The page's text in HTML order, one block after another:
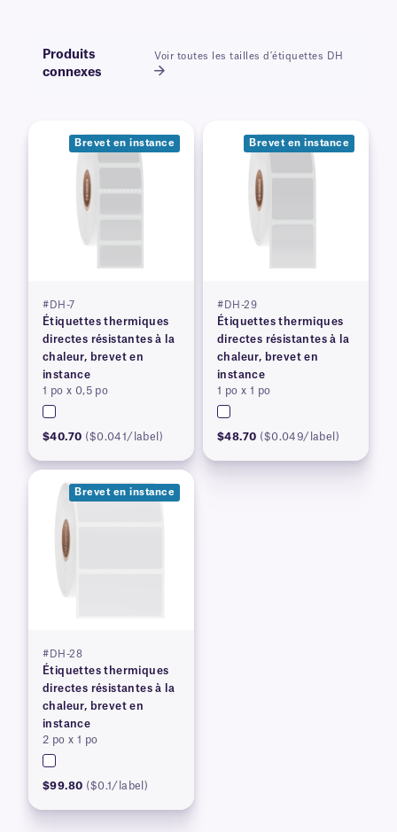
Produits
connexes
Voir toutes les tailles d'étiquettes DH
Brevet en instance
#DH-7
Étiquettes thermiques
directes résistantes à la
chaleur, brevet en
instance
1 po x 0,5 po
$40.70 ($0.041/label)
Brevet en instance
#DH-29
Étiquettes thermiques
directes résistantes à la
chaleur, brevet en
instance
1 po x 1 po
$48.70 ($0.049/label)
Brevet en instance
#DH-28
Étiquettes thermiques
directes résistantes à la
chaleur, brevet en
instance
2 po x 1 po
$99.80 ($0.1/label)